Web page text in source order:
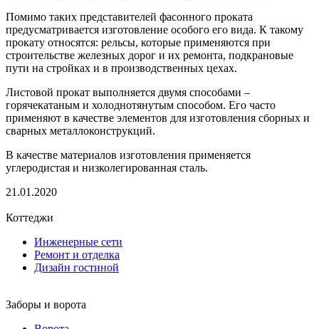
Помимо таких представителей фасонного проката
предусматривается изготовление особого его вида. К такому
прокату относятся: рельсы, которые применяются при
строительстве железных дорог и их ремонта, подкрановые
пути на стройках и в производственных цехах.
Листовой прокат выполняется двумя способами –
горячекатаным и холоднотянутым способом. Его часто
применяют в качестве элементов для изготовления сборных и
сварных металлоконструкций.
В качестве материалов изготовления применяется
углеродистая и низколегированная сталь.
21.01.2020
Коттеджи
Инженерные сети
Ремонт и отделка
Дизайн гостиной
Заборы и ворота